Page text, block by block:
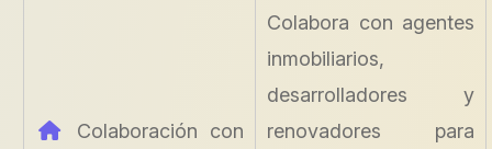
Colaboración con
Colabora con agentes
inmobiliarios,
desarrolladores y
renovadores para